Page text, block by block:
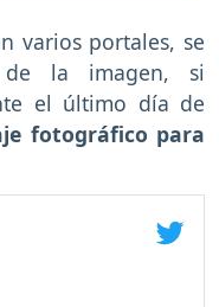
varios portales, se
de la imagen, si
el último día de
fotográfico para